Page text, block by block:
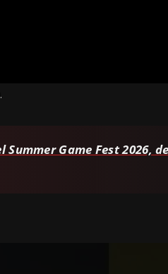
Summer Game Fest 2026,